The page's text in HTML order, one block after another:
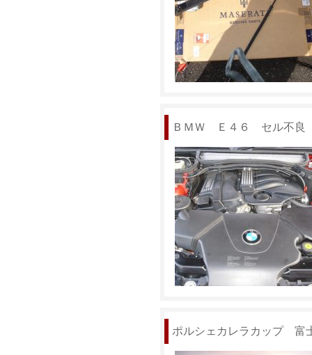
ＢＭＷ Ｅ４６ セル不良
ポルシェカレラカップ 富